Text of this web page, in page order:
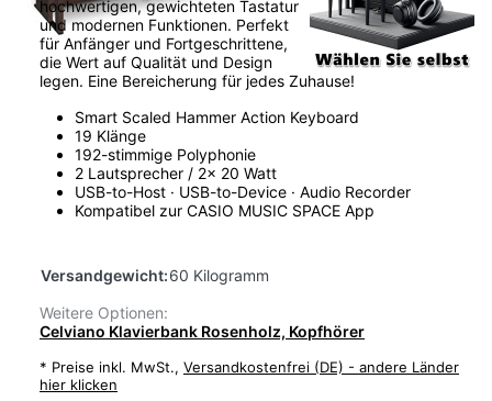
hochwertigen, gewichteten Tastatur
und modernen Funktionen. Perfekt
für Anfänger und Fortgeschrittene,
die Wert auf Qualität und Design
legen. Eine Bereicherung für jedes Zuhause!
Smart Scaled Hammer Action Keyboard
19 Klänge
192-stimmige Polyphonie
2 Lautsprecher / 2x 20 Watt
USB-to-Host · USB-to-Device · Audio Recorder
Kompatibel zur CASIO MUSIC SPACE App
Versandgewicht:60 Kilogramm
Weitere Optionen:
Celviano Klavierbank Rosenholz, Kopfhörer
* Preise inkl. MwSt., Versandkostenfrei (DE) - andere Länder
hier klicken